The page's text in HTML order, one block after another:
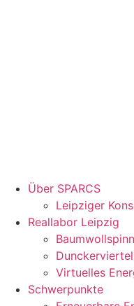
Über SPARCS
Leipziger
Reallabor Leipzig
Dunckerviertel
Virtuelles
Schwerpunkte